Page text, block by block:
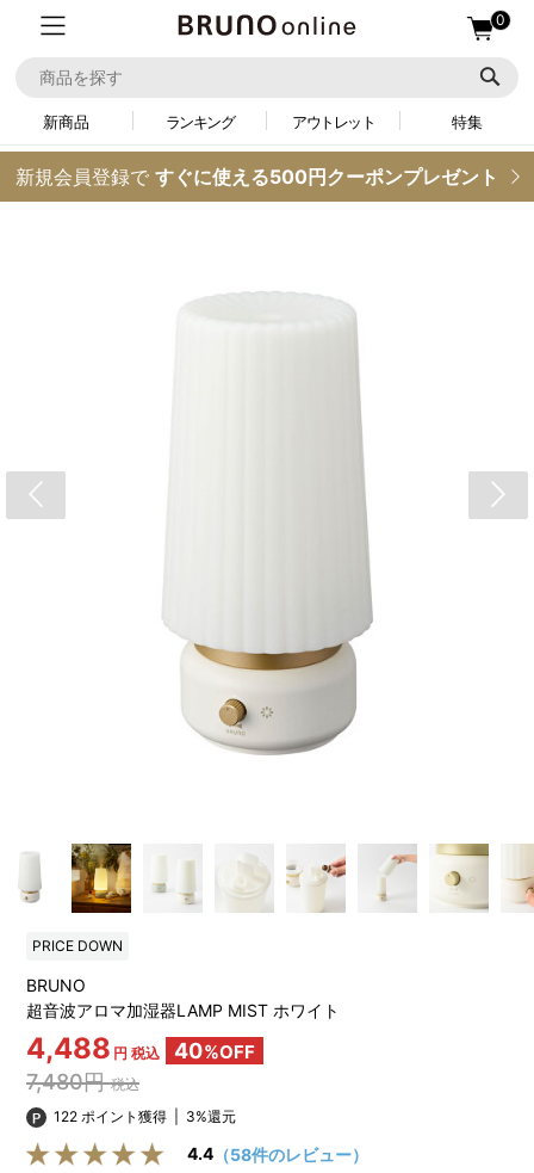
0
新商品 ランキング アウトレット 特集
新規会員登録で すぐに使える500円クーポンプレゼント
PRICE DOWN
BRUNO
超音波アロマ加湿器LAMP MIST ホワイト
4,488 円 税込 40%OFF
7,480円税込
122 ポイント獲得
3%還元
4.4 （58件のレビュー）